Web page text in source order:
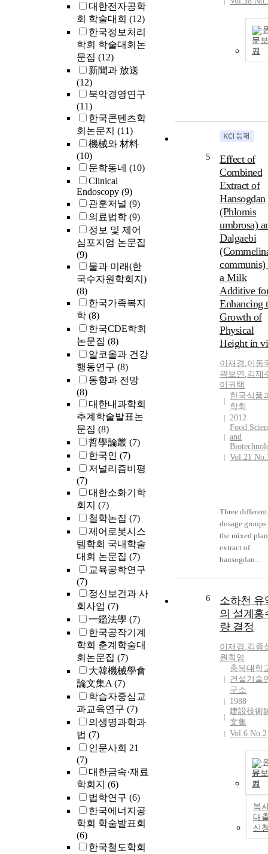
대한전자공학
회 학술대회 (12)
한국정보처리
학회 학술대회논
문집 (12)
新聞과 放送
(12)
북악경영연구
(11)
한국콘텐츠학
회논문지 (11)
機械와 材料
(10)
문학동네 (10)
Clinical
Endoscopy (9)
관훈저널 (9)
의료법학 (9)
정보 및 제어
심포지엄 논문집
(9)
물과 미래(한
국수자원학회지)
(8)
한국가족복지
학 (8)
한국CDE학회
논문집 (8)
알코올과 건강
행동연구 (8)
동향과 전망
(8)
대한내과학회
추계학술발표논
문집 (8)
哲學論叢 (7)
한국인 (7)
저널리즘비평
(7)
대한소화기학
회지 (7)
철학논집 (7)
제어로봇시스
템학회 국내학술
대회 논문집 (7)
교육공학연구
(7)
정신보건과 사
회사업 (7)
一鑑法學 (7)
한국공작기계
학회 춘계학술대
회논문집 (7)
大韓機械學會
論文集A(7)
학습자중심교
과교육연구 (7)
의생명과학과
법 (7)
인문사회 21
(7)
대한금속·재료
학회지 (6)
법학연구 (6)
한국에너지공
학회 학술발표회
(6)
한국철도학회
문보
기
5
Effect of
Combined
Extract of
Hansogdan
(Phlomis
umbrosa)
Dalgaebi
communis)
a Milk
Additive
Enhancing
Growth of
Physical
Height in
이재경 ,이동
곽보연 ,김재
이권택
한국식품
학회
2012
Food
and
Vol.21
Three different
dosage
the mixed
extract of
hansogdan
dalgaebi
(Commelina
communis) (5,
and 100
mg/kg/day
respectively)
evaluated in
for the
investigation
the
of growth of
physical
a milk
Comparing to
control group,
nose-to-tail
(NT)length
increased in all
treatment
with a dose
6
소하천 유
의 설계홍
량 결정
이재경 ,김종
원희영
충북대학
건설기술
구소
1988
建設技術
文集
Vol.6 No.2
문보
기
복
대
신